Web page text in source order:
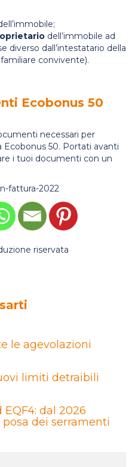
dell’immobile ad
diverso dall’intestatario della
convivente).
Ecobonus 50
necessari per
50. Portati avanti
i tuoi documenti con un
riservata
le agevolazioni
limiti detraibili
dal 2026
dei serramenti